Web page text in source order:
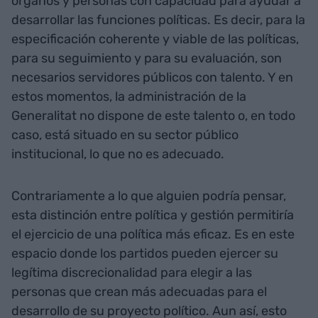
desarrollar las funciones políticas. Es decir, para la
especificación coherente y viable de las políticas,
para su seguimiento y para su evaluación, son
necesarios servidores públicos con talento. Y en
estos momentos, la administración de la
Generalitat no dispone de este talento o, en todo
caso, está situado en su sector público
institucional, lo que no es adecuado.
Contrariamente a lo que alguien podría pensar,
esta distinción entre política y gestión permitiría
el ejercicio de una política más eficaz. Es en este
espacio donde los partidos pueden ejercer su
legítima discrecionalidad para elegir a las
personas que crean más adecuadas para el
desarrollo de su proyecto político. Aun así, esto